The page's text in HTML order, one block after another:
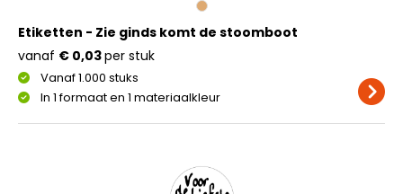
Etiketten - Zie ginds komt de stoomboot
Vanaf 1.000 stuks
In 1 formaat en 1 materiaalkleur
vanaf € 0,03per stuk